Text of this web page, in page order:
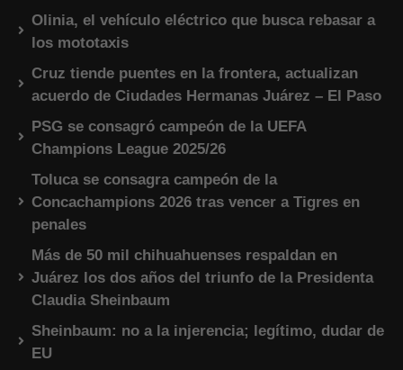
Olinia, el vehículo eléctrico que busca rebasar a
los mototaxis
Cruz tiende puentes en la frontera, actualizan
acuerdo de Ciudades Hermanas Juárez – El Paso
PSG se consagró campeón de la UEFA
Champions League 2025/26
Toluca se consagra campeón de la
Concachampions 2026 tras vencer a Tigres en
penales
Más de 50 mil chihuahuenses respaldan en
Juárez los dos años del triunfo de la Presidenta
Claudia Sheinbaum
Sheinbaum: no a la injerencia; legítimo, dudar de
EU